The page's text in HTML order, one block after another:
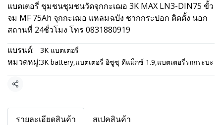
แบตเตอรี่ ชุมชนชุมชนวัดจุกกะเฌอ 3K MAX LN3-DIN75 ขั้ว
จม MF 75Ah จุกกะเฌอ แหลมฉบัง ชากกระปอก ติดตั้ง นอก
สถานที่ 24ชั่วโมง โทร 0831880919
แบรนด์:
3K แบตเตอรี่
หมวดหมู่:3K battery,แบตเตอรี่ อิซูซุ ดีแม็กซ์ 1.9,แบตเตอรี่รถกระบะ
แชร์
รายละเอียดสินค้า สเปคสินค้า